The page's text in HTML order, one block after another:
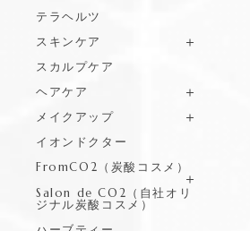
テラヘルツ
スキンケア
スカルプケア
ヘアケア
メイクアップ
イオンドクター
FromCO2（炭酸コスメ）
Salon de CO2（自社オリ
ジナル炭酸コスメ）